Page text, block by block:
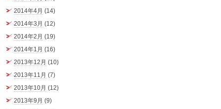
2014年4月 (14)
2014年3月 (12)
2014年2月 (19)
2014年1月 (16)
2013年12月 (10)
2013年11月 (7)
2013年10月 (12)
2013年9月 (9)